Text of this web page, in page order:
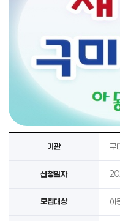
복지 프로그램 상세 : 기관, 신청일자
기관
구
신청일자
모집대상 아